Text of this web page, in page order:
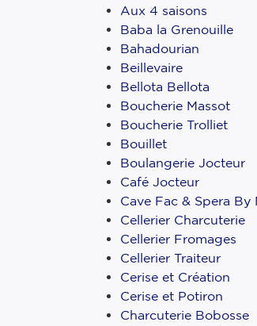
Aux 4 saisons
Baba la Grenouille
Bahadourian
Beillevaire
Bellota Bellota
Boucherie Massot
Boucherie Trolliet
Bouillet
Boulangerie Jocteur
Café Jocteur
Cave Fac & Spera By
Cellerier Charcuterie
Cellerier Fromages
Cellerier Traiteur
Cerise et Création
Cerise et Potiron
Charcuterie Bobosse